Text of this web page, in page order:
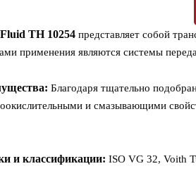
Fluid TH10254 представляет собой
применения являются системы
Благодаря тщательно
и смазывающими
и классификации: ISO VG 32, Voith